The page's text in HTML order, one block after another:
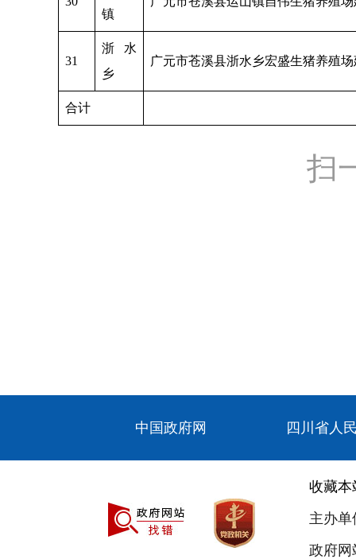
镇
31
浙水
乡
广元市苍溪县浙水乡宏盛生猪养殖
合计
扫
中国政府网 四川省人
收藏本
主办
政府网